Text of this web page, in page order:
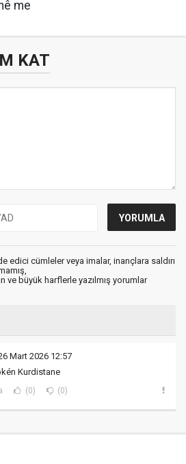
me
KAT
edici cümleler veya imalar, inançlara saldırı
ve büyük harflerle yazılmış yorumlar
Mart 2026 12:57
Kurdistane
(0) (0)